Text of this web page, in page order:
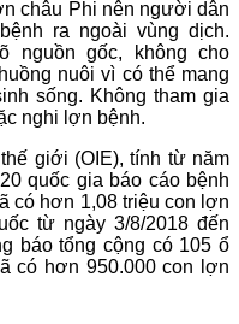
châu Phi nên người dân
ra ngoài vùng dịch.
nguồn gốc, không cho
nuôi vì có thể mang
sống. Không tham gia
nghi lợn bệnh.
giới (OIE), tính từ năm
quốc gia báo cáo bệnh
có hơn 1,08 triệu con lợn
từ ngày 3/8/2018 đến
báo tổng cộng có 105 ổ
có hơn 950.000 con lợn